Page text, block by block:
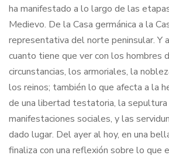
ha manifestado a lo largo de las
Medievo. De la Casa germánica a la
representativa del norte peninsular. Y
cuanto tiene que ver con los hombres
circunstancias, los armoriales, la
los reinos; también lo que afecta a la
de una libertad testatoria, la sepultura
manifestaciones sociales, y las
dado lugar. Del ayer al hoy, en una
finaliza con una reflexión sobre lo que